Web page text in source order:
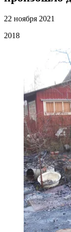
22 ноября 2021
2018